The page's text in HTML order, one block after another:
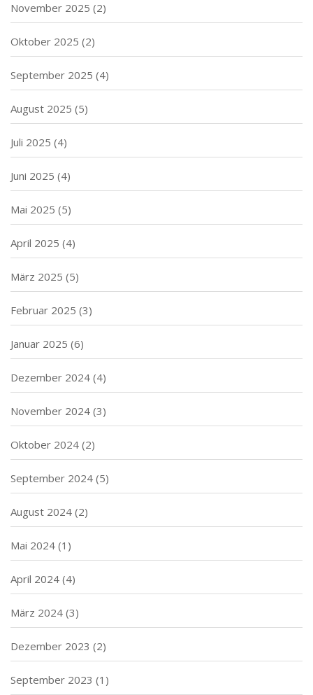
November 2025 (2)
Oktober 2025 (2)
September 2025 (4)
August 2025 (5)
Juli 2025 (4)
Juni 2025 (4)
Mai 2025 (5)
April 2025 (4)
März 2025 (5)
Februar 2025 (3)
Januar 2025 (6)
Dezember 2024 (4)
November 2024 (3)
Oktober 2024 (2)
September 2024 (5)
August 2024 (2)
Mai 2024 (1)
April 2024 (4)
März 2024 (3)
Dezember 2023 (2)
September 2023 (1)